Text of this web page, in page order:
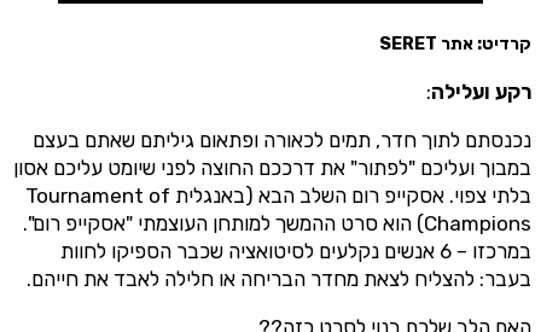
קרדיט: אתר SERET
רקע ועלילה:
נכנסתם לתוך חדר, תמים לכאורה ופתאום גיליתם שאתם בעצם
במבוך ועליכם "לפתור" את דרככם החוצה לפני שיומט עליכם אסון
בלתי צפוי. אסקייפ רום השלב הבא (באנגלית Tournament of
Champions) הוא סרט ההמשך למותחן העוצמתי "אסקייפ רום".
במרכזו – 6 אנשים נקלעים לסיטואציה שכבר הספיקו לחוות
בעבר: להצליח לצאת מחדר הבריחה או חלילה לאבד את חייהם.